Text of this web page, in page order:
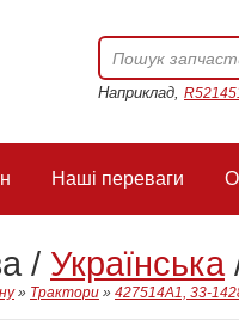
Наприклад,
Наші переваги
/ Українська
» Трактори » 427514A1, 33-